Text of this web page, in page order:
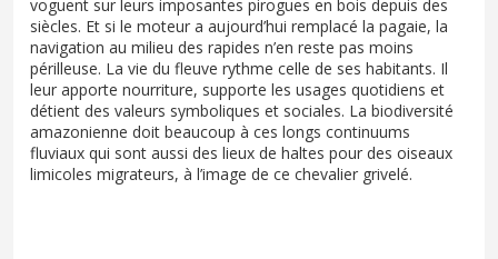
voguent sur leurs imposantes pirogues en bois depuis des
siècles. Et si le moteur a aujourd’hui remplacé la pagaie, la
navigation au milieu des rapides n’en reste pas moins
périlleuse. La vie du fleuve rythme celle de ses habitants. Il
leur apporte nourriture, supporte les usages quotidiens et
détient des valeurs symboliques et sociales. La biodiversité
amazonienne doit beaucoup à ces longs continuums
fluviaux qui sont aussi des lieux de haltes pour des oiseaux
limicoles migrateurs, à l’image de ce chevalier grivelé.